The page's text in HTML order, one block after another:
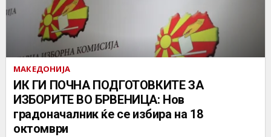
МАКЕДОНИЈА
ИК ГИ ПОЧНА ПОДГОТОВКИТЕ ЗА
ИЗБОРИТЕ ВО БРВЕНИЦА: Нов
градоначалник ќе се избира на 18
октомври